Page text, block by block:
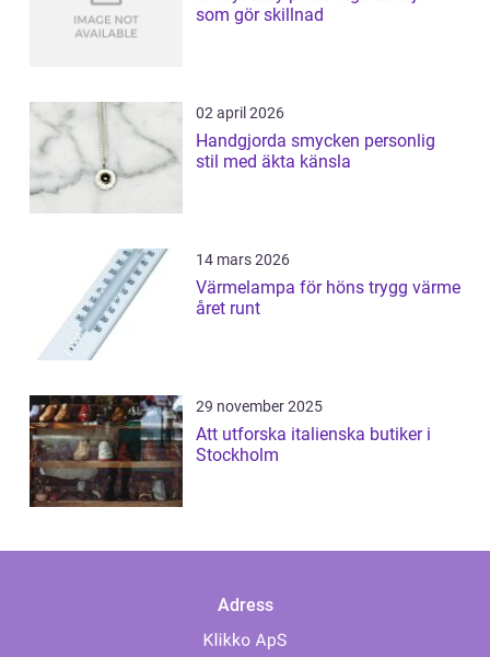
som gör skillnad
02 april 2026
Handgjorda smycken personlig
stil med äkta känsla
14 mars 2026
Värmelampa för höns trygg värme
året runt
29 november 2025
Att utforska italienska butiker i
Stockholm
Adress